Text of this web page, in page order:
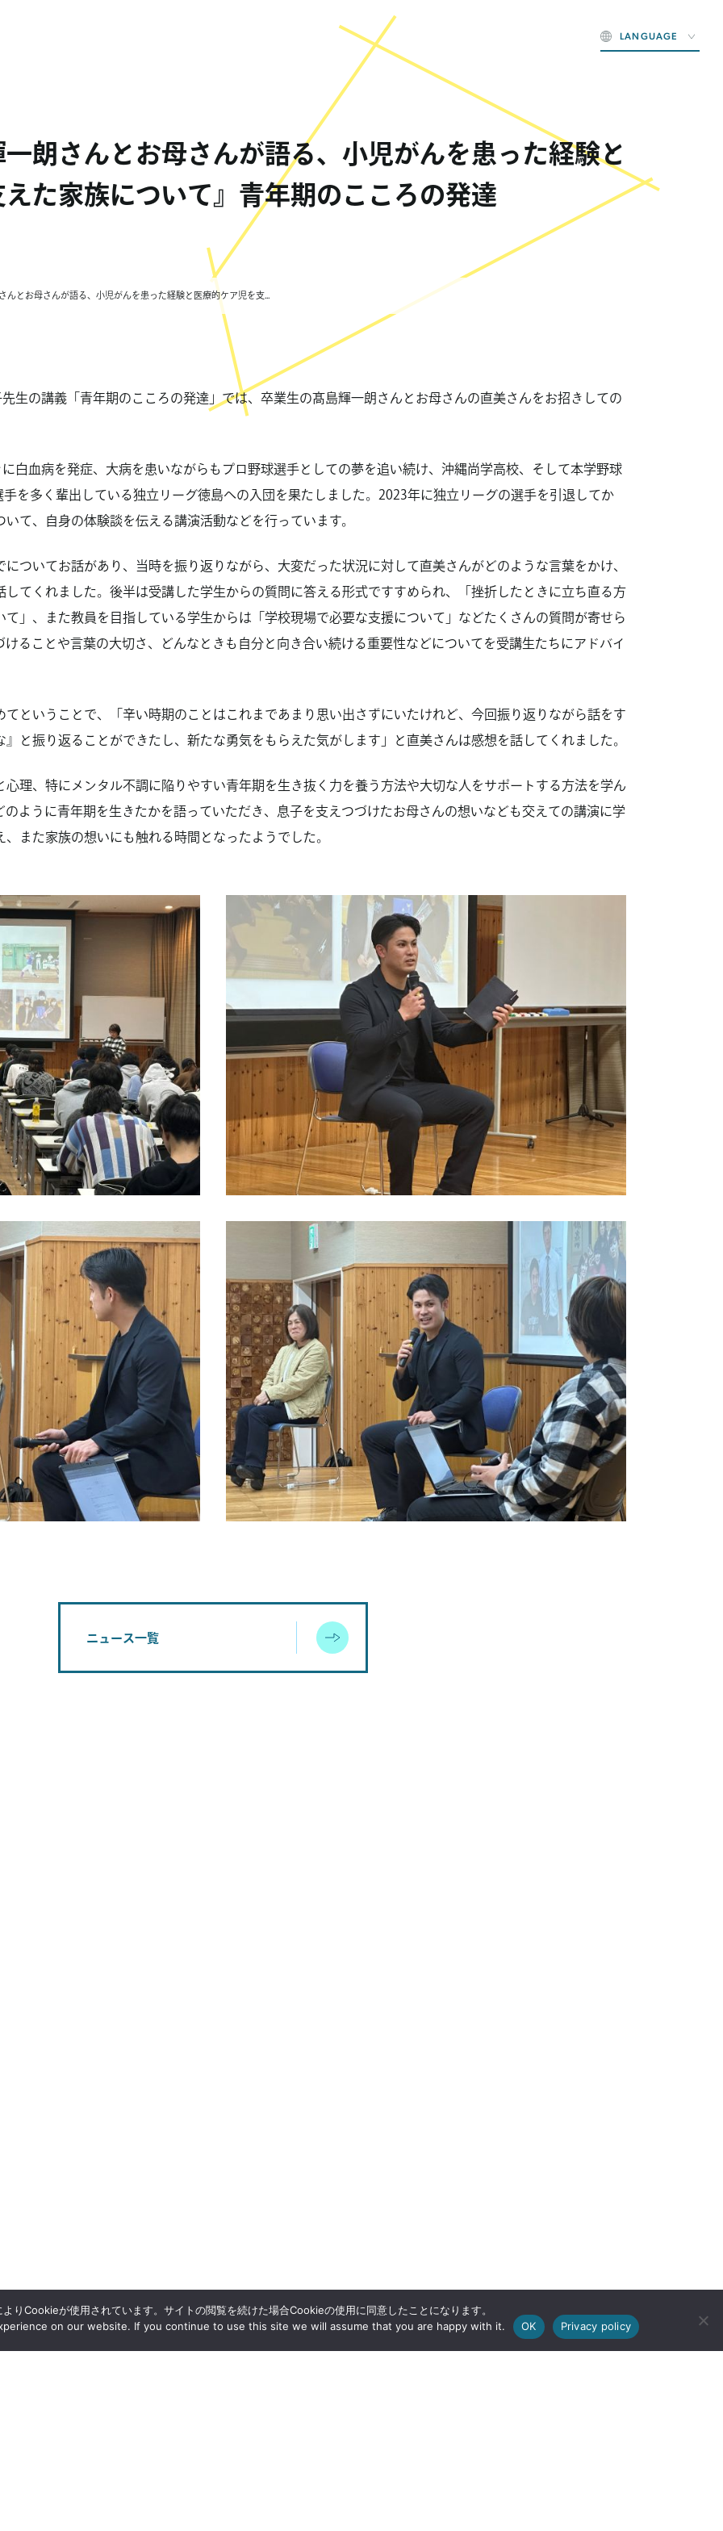
LANGUAGE
朗さんとお母さんが語る、小児がんを患った経験と
た家族について』青年期のこころの発達
んとお母さんが語る、小児がんを患った経験と医療的ケア児を支...
生の講義「青年期のこころの発達」では、卒業生の髙島輝一朗さんとお母さんの直美さんをお招きしての
白血病を発症、大病を患いながらもプロ野球選手としての夢を追い続け、沖縄尚学高校、そして本学野球
を多く輩出している独立リーグ徳島への入団を果たしました。2023年に独立リーグの選手を引退してか
て、自身の体験談を伝える講演活動などを行っています。
ついてお話があり、当時を振り返りながら、大変だった状況に対して直美さんがどのような言葉をかけ、
てくれました。後半は受講した学生からの質問に答える形式ですすめられ、「挫折したときに立ち直る方
」、また教員を目指している学生からは「学校現場で必要な支援について」などたくさんの質問が寄せら
ることや言葉の大切さ、どんなときも自分と向き合い続ける重要性などについてを受講生たちにアドバイ
ということで、「辛い時期のことはこれまであまり思い出さずにいたけれど、今回振り返りながら話をす
と振り返ることができたし、新たな勇気をもらえた気がします」と直美さんは感想を話してくれました。
理、特にメンタル不調に陥りやすい青年期を生き抜く力を養う方法や大切な人をサポートする方法を学ん
ように青年期を生きたかを語っていただき、息子を支えつづけたお母さんの想いなども交えての講演に学
また家族の想いにも触れる時間となったようでした。
ニュース一覧
りCookieが使用されています。サイトの閲覧を続けた場合Cookieの使用に同意したことになります。
on our website. If you continue to use this site we will assume that you are happy with it.
OK Privacy policy